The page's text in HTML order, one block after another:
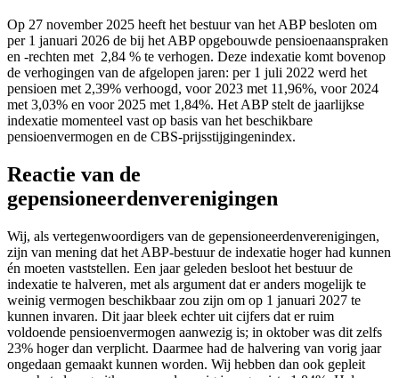
Op 27 november 2025 heeft het bestuur van het ABP besloten om
per 1 januari 2026 de bij het ABP opgebouwde pensioenaanspraken
en -rechten met 2,84 % te verhogen. Deze indexatie komt bovenop
de verhogingen van de afgelopen jaren: per 1 juli 2022 werd het
pensioen met 2,39% verhoogd, voor 2023 met 11,96%, voor 2024
met 3,03% en voor 2025 met 1,84%. Het ABP stelt de jaarlijkse
indexatie momenteel vast op basis van het beschikbare
pensioenvermogen en de CBS-prijsstijgingenindex.
Reactie van de
gepensioneerdenverenigingen
Wij, als vertegenwoordigers van de gepensioneerdenverenigingen,
zijn van mening dat het ABP-bestuur de indexatie hoger had kunnen
én moeten vaststellen. Een jaar geleden besloot het bestuur de
indexatie te halveren, met als argument dat er anders mogelijk te
weinig vermogen beschikbaar zou zijn om op 1 januari 2027 te
kunnen invaren. Dit jaar bleek echter uit cijfers dat er ruim
voldoende pensioenvermogen aanwezig is; in oktober was dit zelfs
23% hoger dan verplicht. Daarmee had de halvering van vorig jaar
ongedaan gemaakt kunnen worden. Wij hebben dan ook gepleit